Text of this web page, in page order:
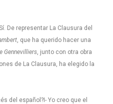
Sí. De representar La Clausura del
, que ha querido hacer una
Gennevilliers, junto con otra obra
de La Clausura, ha elegido la
del español? I- Yo creo que el